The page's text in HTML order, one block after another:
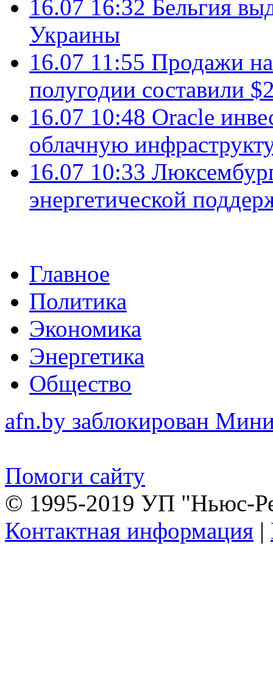
16.07 16:32 Бельгия
Украины
16.07 11:55 Продажи
полугодии составили
16.07 10:48 Oracle
облачную
16.07 10:33
энергетической
Главное
Политика
Экономика
Энергетика
Общество
afn.by заблокирован
Помоги сайту
© 1995-2019 УП "Ньюс-
Контактная информация |